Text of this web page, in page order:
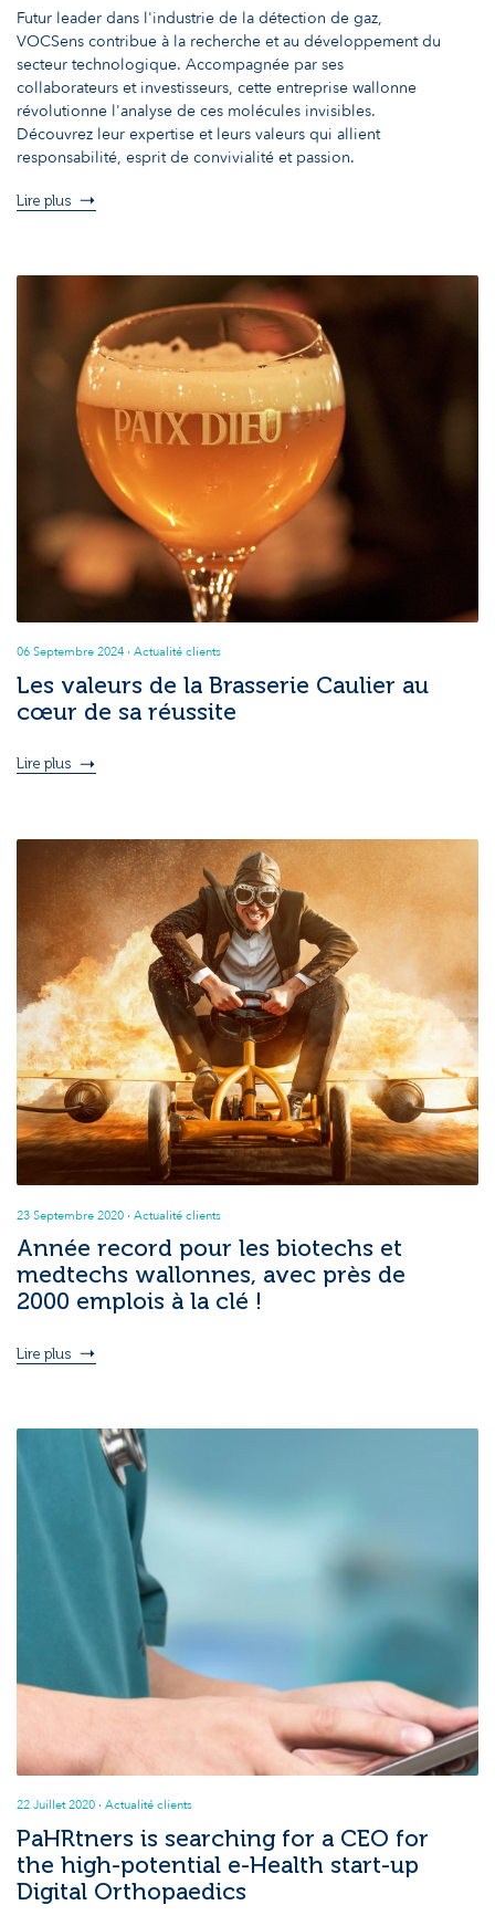
Futur leader dans l'industrie de la détection de gaz,
VOCSens contribue à la recherche et au développement du
secteur technologique. Accompagnée par ses
collaborateurs et investisseurs, cette entreprise wallonne
révolutionne l'analyse de ces molécules invisibles.
Découvrez leur expertise et leurs valeurs qui allient
responsabilité, esprit de convivialité et passion.
Lire plus
06 Septembre 2024 · Actualité clients
Les valeurs de la Brasserie Caulier au
cœur de sa réussite
Lire plus
23 Septembre 2020 · Actualité clients
Année record pour les biotechs et
medtechs wallonnes, avec près de
2000 emplois à la clé !
Lire plus
22 Juillet 2020 · Actualité clients
PaHRtners is searching for a CEO for
the high-potential e-Health start-up
Digital Orthopaedics